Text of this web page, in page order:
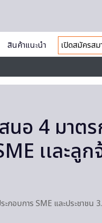
สินค้าแนะนำ
เปิดสมัครส
อ 4 มาตร
เเละลูก
ะกอบการ SME และประชาชน